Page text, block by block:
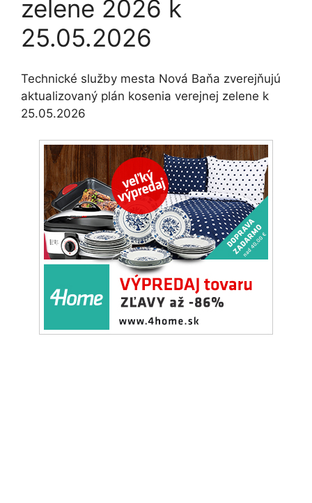
zelene 2026 k
25.05.2026
Technické služby mesta Nová Baňa zverejňujú
aktualizovaný plán kosenia verejnej zelene k
25.05.2026